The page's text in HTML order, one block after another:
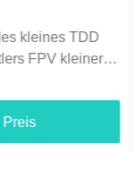
Video
u.
Preis